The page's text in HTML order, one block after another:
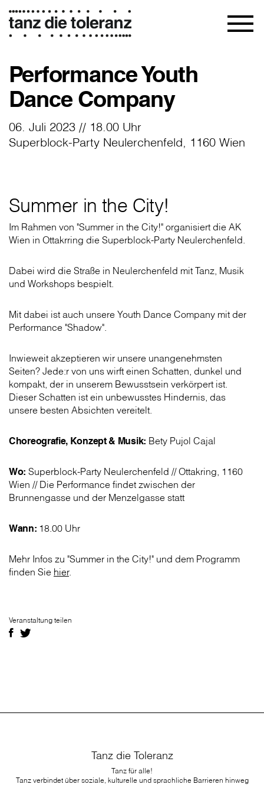
Performance Youth
Dance Company
06. Juli 2023 // 18.00 Uhr
Superblock-Party Neulerchenfeld, 1160 Wien
Summer in the City!
Im Rahmen von "Summer in the City!" organisiert die AK
Wien in Ottakrring die Superblock-Party Neulerchenfeld.
Dabei wird die Straße in Neulerchenfeld mit Tanz, Musik
und Workshops bespielt.
Mit dabei ist auch unsere Youth Dance Company mit der
Performance "Shadow".
Inwieweit akzeptieren wir unsere unangenehmsten
Seiten? Jede:r von uns wirft einen Schatten, dunkel und
kompakt, der in unserem Bewusstsein verkörpert ist.
Dieser Schatten ist ein unbewusstes Hindernis, das
unsere besten Absichten vereitelt.
Choreografie, Konzept & Musik: Bety Pujol Cajal
Wo: Superblock-Party Neulerchenfeld // Ottakring, 1160
Wien // Die Performance findet zwischen der
Brunnengasse und der Menzelgasse statt
Wann: 18.00 Uhr
Mehr Infos zu "Summer in the City!" und dem Programm
finden Sie hier.
Veranstaltung teilen
Tanz die Toleranz
Tanz für alle!
Tanz verbindet über soziale, kulturelle und sprachliche Barrieren hinweg